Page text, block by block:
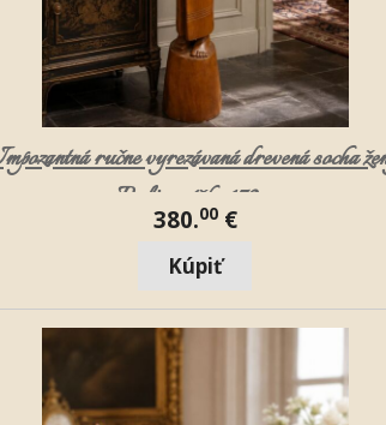
ručne vyrezávaná drevená socha
z Bali – výška 170 cm
380.00€